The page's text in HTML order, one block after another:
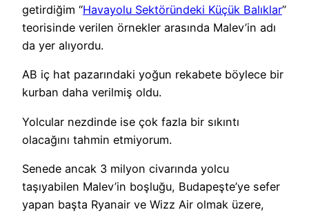
getirdiğim “Havayolu Sektöründeki Küçük Balıklar”
teorisinde verilen örnekler arasında Malev’in adı
da yer alıyordu.
AB iç hat pazarındaki yoğun rekabete böylece bir
kurban daha verilmiş oldu.
Yolcular nezdinde ise çok fazla bir sıkıntı
olacağını tahmin etmiyorum.
Senede ancak 3 milyon civarında yolcu
taşıyabilen Malev’in boşluğu, Budapeşte’ye sefer
yapan başta Ryanair ve Wizz Air olmak üzere,